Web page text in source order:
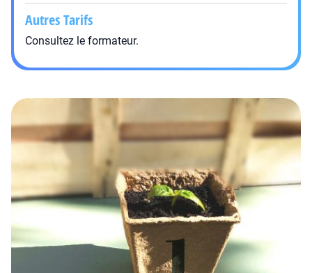
Autres Tarifs
Consultez le formateur.